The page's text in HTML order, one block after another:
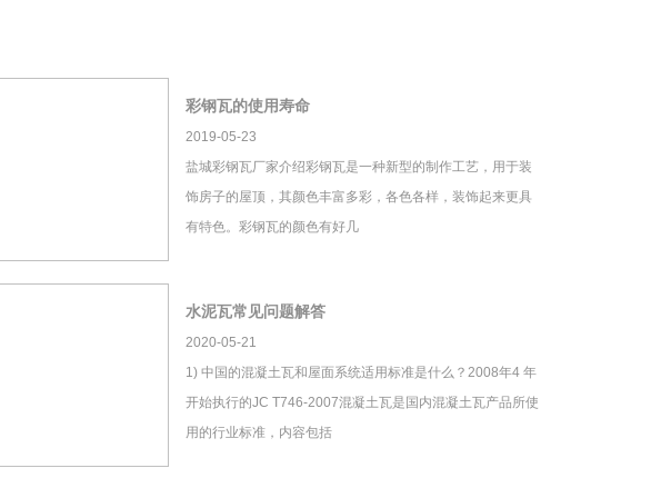
彩钢瓦的使用寿命
2019-05-23
盐城彩钢瓦厂家介绍彩钢瓦是一种新型的制作工艺，用于装
饰房子的屋顶，其颜色丰富多彩，各色各样，装饰起来更具
有特色。彩钢瓦的颜色有好几
水泥瓦常见问题解答
2020-05-21
1) 中国的混凝土瓦和屋面系统适用标准是什么？2008年4 年
开始执行的JC T746-2007混凝土瓦是国内混凝土瓦产品所使
用的行业标准，内容包括